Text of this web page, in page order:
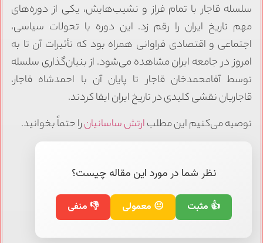
سلسله قاجار با تمام فراز و نشیب‌هایش، یکی از دوره‌های
مهم تاریخ ایران را رقم زد. این دوره با تحولات سیاسی،
اجتماعی و اقتصادی فراوانی همراه بود که تأثیرات آن تا به
امروز در جامعه ایران مشاهده می‌شود. از بنیان‌گذاری سلسله
توسط آقامحمدخان قاجار تا پایان آن با احمدشاه قاجار،
قاجاریان نقشی کلیدی در تاریخ ایران ایفا کردند.
توصیه می‌کنیم این مطلبارتش ساسانیانرا حتماً بخوانید.
نظر شما در مورد این مقاله چیست؟
👍 مثبت 😐 معمولی 👎 منفی